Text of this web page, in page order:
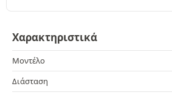
Χαρακτηριστικά
Μοντέλο
Διάσταση